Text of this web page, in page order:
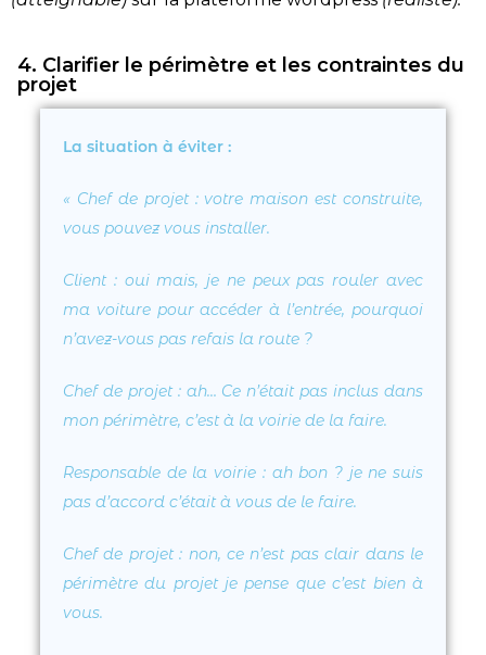
4. Clarifier le périmètre et les contraintes du
projet
La situation à éviter :
« Chef de projet : votre maison est construite,
vous pouvez vous installer.
Client : oui mais, je ne peux pas rouler avec
ma voiture pour accéder à l’entrée, pourquoi
n’avez-vous pas refais la route ?
Chef de projet : ah… Ce n’était pas inclus dans
mon périmètre, c’est à la voirie de la faire.
Responsable de la voirie : ah bon ? je ne suis
pas d’accord c’était à vous de le faire.
Chef de projet : non, ce n’est pas clair dans le
périmètre du projet je pense que c’est bien à
vous.